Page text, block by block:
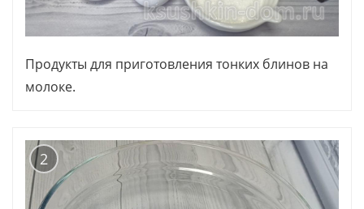
Продукты для приготовления тонких блинов на
молоке.
2